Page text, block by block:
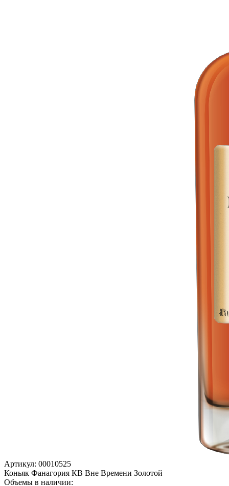
Артикул: 00010525
Коньяк Фанагория КВ Вне Времени Золотой
Объемы в наличии: